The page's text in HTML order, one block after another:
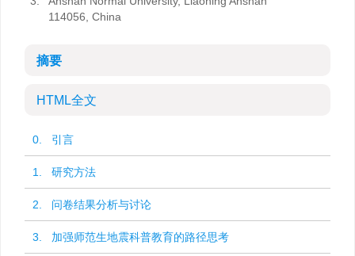
114056, China
摘要
HTML全文
0. 引言
1. 研究方法
2. 问卷结果分析与讨论
3. 加强师范生地震科普教育的路径思考